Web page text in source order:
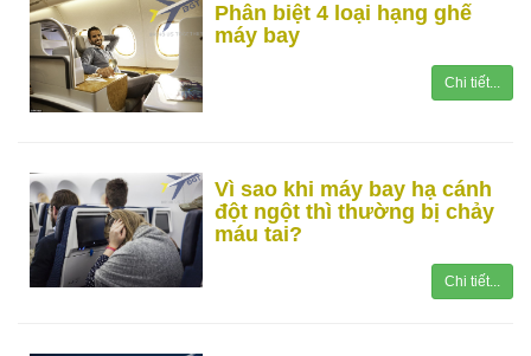
Phân biệt 4 loại hạng ghế
máy bay
Chi tiết...
Vì sao khi máy bay hạ cánh
đột ngột thì thường bị chảy
máu tai?
Chi tiết...